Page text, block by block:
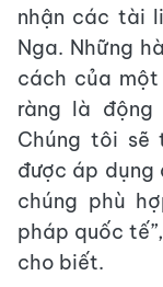
nhận các tài
Nga. Những
cách của
ràng là
Chúng tôi sẽ
được áp dụng
chúng phù
pháp quốc
cho biết.